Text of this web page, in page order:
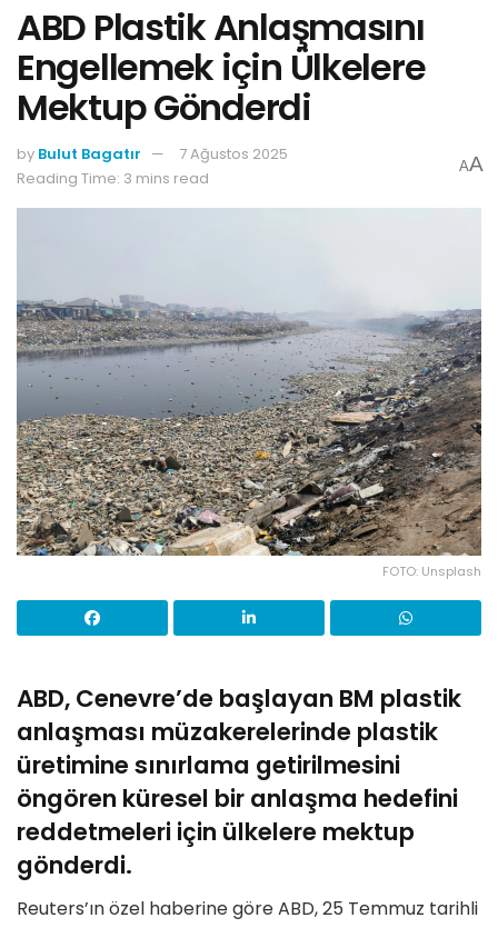
ABD Plastik Anlaşmasını
Engellemek için Ülkelere
Mektup Gönderdi
by Bulut Bagatır
7 Ağustos 2025
Reading Time: 3 mins read
AA
FOTO: Unsplash
ABD, Cenevre’de başlayan BM plastik
anlaşması müzakerelerinde plastik
üretimine sınırlama getirilmesini
öngören küresel bir anlaşma hedefini
reddetmeleri için ülkelere mektup
gönderdi.
Reuters’ın özel haberine göre ABD, 25 Temmuz tarihli